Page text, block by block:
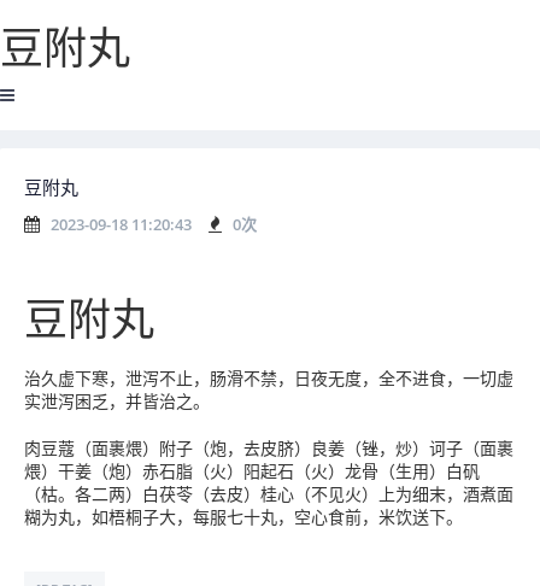
豆附丸
豆附丸
2023-09-18 11:20:43 0次
豆附丸
治久虚下寒，泄泻不止，肠滑不禁，日夜无度，全不进食，一切虚
实泄泻困乏，并皆治之。
肉豆蔻（面裹煨）附子（炮，去皮脐）良姜（锉，炒）诃子（面裹
煨）干姜（炮）赤石脂（火）阳起石（火）龙骨（生用）白矾
（枯。各二两）白茯苓（去皮）桂心（不见火）上为细末，酒煮面
糊为丸，如梧桐子大，每服七十丸，空心食前，米饮送下。